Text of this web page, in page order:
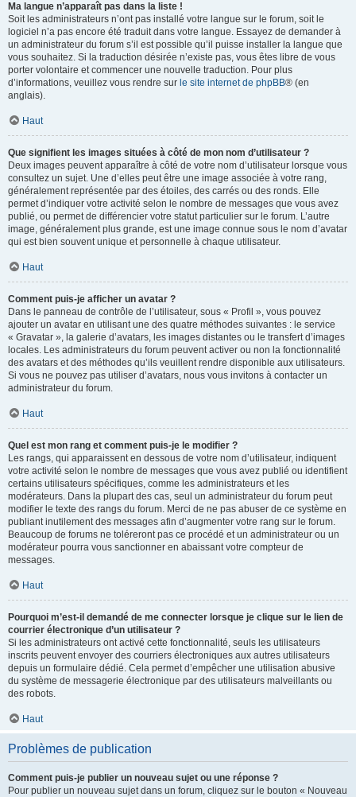
Ma langue n’apparaît pas dans la liste !
Soit les administrateurs n’ont pas installé votre langue sur le forum, soit le
logiciel n’a pas encore été traduit dans votre langue. Essayez de demander à
un administrateur du forum s’il est possible qu’il puisse installer la langue que
vous souhaitez. Si la traduction désirée n’existe pas, vous êtes libre de vous
porter volontaire et commencer une nouvelle traduction. Pour plus
d’informations, veuillez vous rendre sur le site internet de phpBB® (en
anglais).
Haut
Que signifient les images situées à côté de mon nom d’utilisateur ?
Deux images peuvent apparaître à côté de votre nom d’utilisateur lorsque vous
consultez un sujet. Une d’elles peut être une image associée à votre rang,
généralement représentée par des étoiles, des carrés ou des ronds. Elle
permet d’indiquer votre activité selon le nombre de messages que vous avez
publié, ou permet de différencier votre statut particulier sur le forum. L’autre
image, généralement plus grande, est une image connue sous le nom d’avatar
qui est bien souvent unique et personnelle à chaque utilisateur.
Haut
Comment puis-je afficher un avatar ?
Dans le panneau de contrôle de l’utilisateur, sous « Profil », vous pouvez
ajouter un avatar en utilisant une des quatre méthodes suivantes : le service
« Gravatar », la galerie d’avatars, les images distantes ou le transfert d’images
locales. Les administrateurs du forum peuvent activer ou non la fonctionnalité
des avatars et des méthodes qu’ils veuillent rendre disponible aux utilisateurs.
Si vous ne pouvez pas utiliser d’avatars, nous vous invitons à contacter un
administrateur du forum.
Haut
Quel est mon rang et comment puis-je le modifier ?
Les rangs, qui apparaissent en dessous de votre nom d’utilisateur, indiquent
votre activité selon le nombre de messages que vous avez publié ou identifient
certains utilisateurs spécifiques, comme les administrateurs et les
modérateurs. Dans la plupart des cas, seul un administrateur du forum peut
modifier le texte des rangs du forum. Merci de ne pas abuser de ce système en
publiant inutilement des messages afin d’augmenter votre rang sur le forum.
Beaucoup de forums ne toléreront pas ce procédé et un administrateur ou un
modérateur pourra vous sanctionner en abaissant votre compteur de
messages.
Haut
Pourquoi m’est-il demandé de me connecter lorsque je clique sur le lien de
courrier électronique d’un utilisateur ?
Si les administrateurs ont activé cette fonctionnalité, seuls les utilisateurs
inscrits peuvent envoyer des courriers électroniques aux autres utilisateurs
depuis un formulaire dédié. Cela permet d’empêcher une utilisation abusive
du système de messagerie électronique par des utilisateurs malveillants ou
des robots.
Haut
Problèmes de publication
Comment puis-je publier un nouveau sujet ou une réponse ?
Pour publier un nouveau sujet dans un forum, cliquez sur le bouton « Nouveau